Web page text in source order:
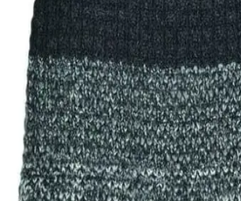
Quick View
Εξαντλημένο
ΑΝΔΡΙΚΑ ΣΚΟΥΦΙΑ